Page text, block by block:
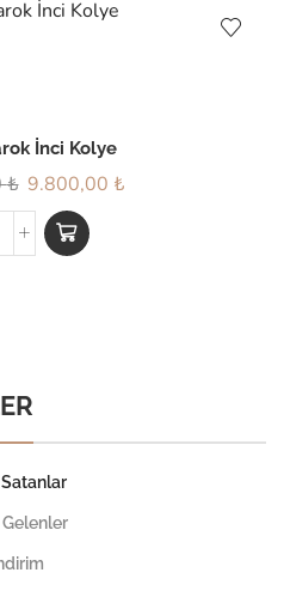
İnci Kolye
₺ 9.800,00 ₺
Gelenler